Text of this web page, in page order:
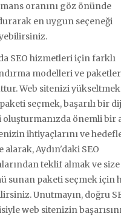
oranını göz önünde
en uygun seçeneği
SEO hizmetleri için farklı
modelleri ve paketler
Web sitenizi
seçmek, başarılı bir
oluşturmanızda önemli bir
ihtiyaçlarını ve
alarak, Aydın'daki SEO
teklif almak ve
sunan paketi seçmek için
Unutmayın, doğru
web sitenizin